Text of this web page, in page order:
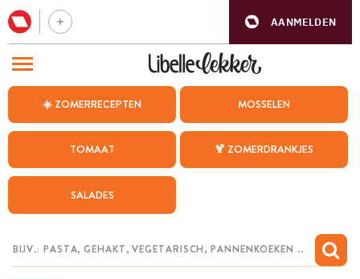
AANMELDEN
☀️ ZOMERRECEPTEN MOSSELEN
TOMAAT 🍹 ZOMERDRANKJES
SALADES
BEZOEK ONZE ANDERE WEBSITES
WEEKMENU
CHAT MET MAIA
MIJN BEWAARDE RECEPTEN